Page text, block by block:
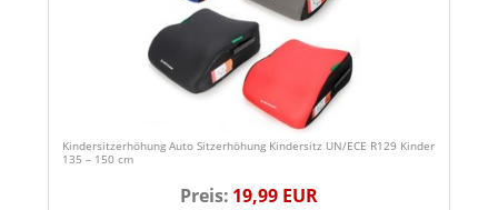
Kindersitzerhöhung Auto Sitzerhöhung Kindersitz UN/ECE R129 Kinder
135 – 150 cm
Preis: 19,99 EUR